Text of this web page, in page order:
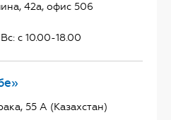
42а, офис 506
с 10.00-18.00
55 А (Казахстан)